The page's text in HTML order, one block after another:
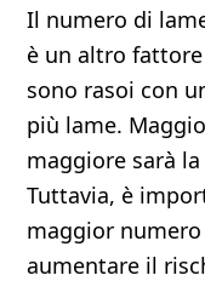
Il numero di
è un altro
sono rasoi con
più lame.
maggiore sarà
Tuttavia, è
maggior
aumentare il